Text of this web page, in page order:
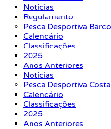
Notícias
Regulamento
Pesca Desportiva Barco
Calendário
Classificações
2025
Anos Anteriores
Notícias
Pesca Desportiva Costa
Calendário
Classificações
2025
Anos Anteriores